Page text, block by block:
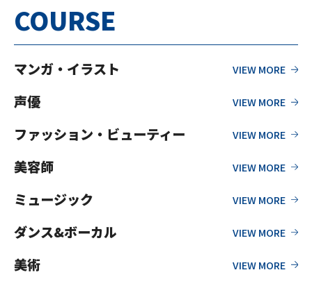
COURSE
マンガ・イラスト
声優
ファッション・ビューティー
美容師
ミュージック
ダンス&ボーカル
美術